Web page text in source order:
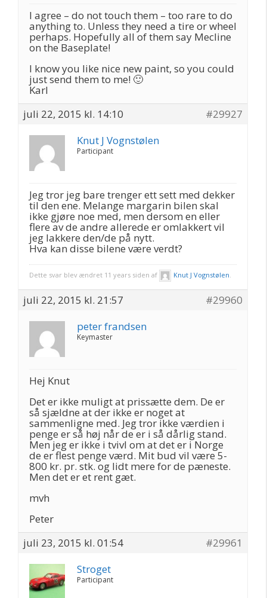
I agree – do not touch them – too rare to do
anything to. Unless they need a tire or wheel
perhaps. Hopefully all of them say Mecline
on the Baseplate!
I know you like nice new paint, so you could
just send them to me! 🙂
Karl
juli 22, 2015 kl. 14:10
#29927
Knut J Vognstølen
Participant
Jeg tror jeg bare trenger ett sett med dekker
til den ene. Melange margarin bilen skal
ikke gjøre noe med, men dersom en eller
flere av de andre allerede er omlakkert vil
jeg lakkere den/de på nytt.
Hva kan disse bilene være verdt?
Dette svar blev ændret 11 years siden af Knut J Vognstølen
juli 22, 2015 kl. 21:57
#29960
peter frandsen
Keymaster
Hej Knut
Det er ikke muligt at prissætte dem. De er
så sjældne at der ikke er noget at
sammenligne med. Jeg tror ikke værdien i
penge er så høj når de er i så dårlig stand.
Men jeg er ikke i tvivl om at det er i Norge
de er flest penge værd. Mit bud vil være 5-
800 kr. pr. stk. og lidt mere for de pæneste.
Men det er et rent gæt.
mvh
Peter
juli 23, 2015 kl. 01:54
#29961
Stroget
Participant